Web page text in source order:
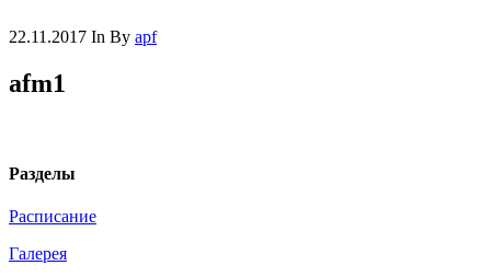
22.11.2017 In By apf
afm1
Разделы
Расписание
Галерея